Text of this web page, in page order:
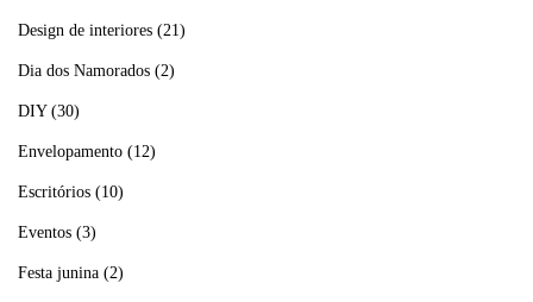
Design de interiores (21)
Dia dos Namorados (2)
DIY(30)
Envelopamento (12)
Escritórios (10)
Eventos (3)
Festa junina (2)